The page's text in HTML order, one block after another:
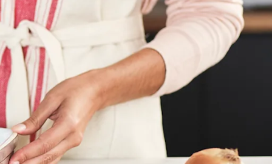
Aprenda com o Cookidoo®